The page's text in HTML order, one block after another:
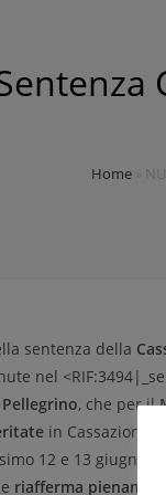
Home»
sentenza della
nel
, che per il
in Cassazione
12 e 13 giugno.
riafferma